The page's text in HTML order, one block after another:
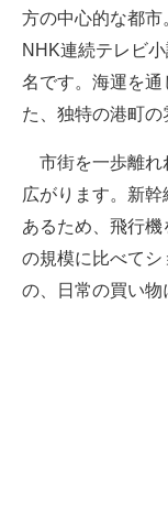
方の中心的な都市
NHK連続テレビ
名です。海運を
た、独特の港町の
市街を一歩離れ
広がります。新
あるため、飛行
の規模に比べて
の、日常の買い物